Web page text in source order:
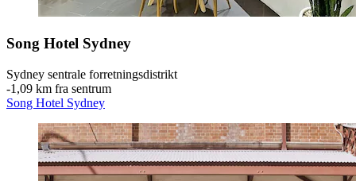
Song Hotel Sydney
Sydney sentrale forretningsdistrikt
‐1,09 km fra sentrum
Song Hotel Sydney